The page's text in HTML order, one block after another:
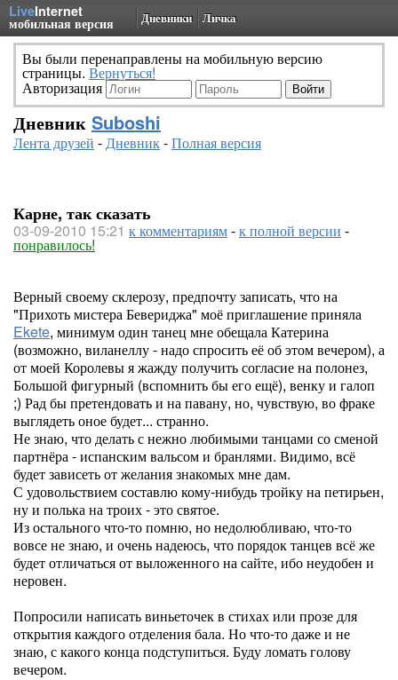
LiveInternet
мобильная версия Дневники Личка
Вы были перенаправлены на мобильную версию
страницы. Вернуться!
Авторизация
Дневник Suboshi
Лента друзей -Дневник-Полная версия
Карне, так сказать
03-09-2010 15:21 к комментариям-к полной версии -
понравилось!
Верный своему склерозу, предпочту записать, что на
"Прихоть мистера Бевериджа" моё приглашение приняла
Ekete, минимум один танец мне обещала Катерина
(возможно, виланеллу - надо спросить её об этом вечером), а
от моей Королевы я жажду получить согласие на полонез,
Большой фигурный (вспомнить бы его ещё), венку и галоп
;) Рад бы претендовать и на павану, но, чувствую, во фраке
выглядеть оное будет... странно.
Не знаю, что делать с нежно любимыми танцами со сменой
партнёра - испанским вальсом и бранлями. Видимо, всё
будет зависеть от желания знакомых мне дам.
С удовольствием составлю кому-нибудь тройку на петирьен,
ну и полька на троих - это святое.
Из остального что-то помню, но недолюбливаю, что-то
вовсе не знаю, и очень надеюсь, что порядок танцев всё же
будет отличаться от выложенного на сайте, ибо неудобен и
неровен.
Попросили написать виньеточек в стихах или прозе для
открытия каждого отделения бала. Но что-то даже и не
знаю, с какого конца подступиться. Буду ломать голову
вечером.